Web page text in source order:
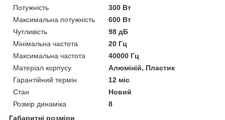
Потужність
300 Вт
Максимальна потужність
600 Вт
Чутливість
98 дБ
Мінімальна частота
20 Гц
Максимальна частота
40000 Гц
Матеріал корпусу
Алюміній, Пластик
Гарантійний термін
12 міс
Стан
Новий
Розмір динаміка
8
Габаритні розміри